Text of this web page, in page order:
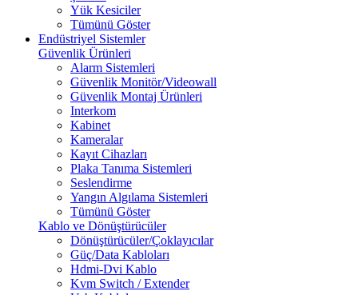
Yük Kesiciler
Tümünü Göster
Endüstriyel Sistemler
Güvenlik Ürünleri
Alarm Sistemleri
Güvenlik Monitör/Videowall
Güvenlik Montaj Ürünleri
Interkom
Kabinet
Kameralar
Kayıt Cihazları
Plaka Tanıma Sistemleri
Seslendirme
Yangın Algılama Sistemleri
Tümünü Göster
Kablo ve Dönüştürücüler
Dönüştürücüler/Çoklayıcılar
Güç/Data Kabloları
Hdmi-Dvi Kablo
Kvm Switch / Extender